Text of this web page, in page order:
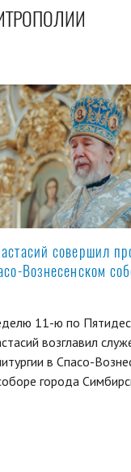
совершил
Вознесенском
11-ю по
возглавил
в Спасо-
города